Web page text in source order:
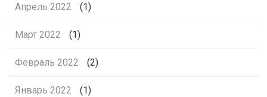
Апрель 2022 (1)
Март 2022 (1)
Февраль 2022 (2)
Январь 2022 (1)